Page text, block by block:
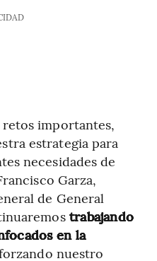
retos importantes,
estrategia para
necesidades de
Garza,
de General
trabajando
en la
nuestro